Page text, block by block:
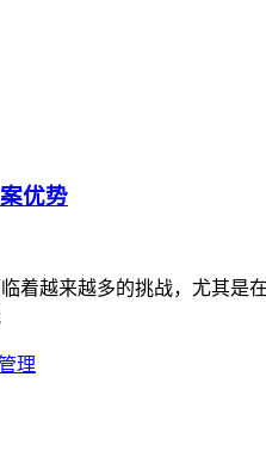
优势
着越来越多的挑战，尤其是
理